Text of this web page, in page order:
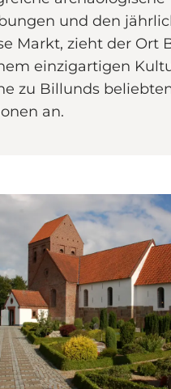
und den
Markt, zieht der Ort
einzigartigen
zu Billunds
an.